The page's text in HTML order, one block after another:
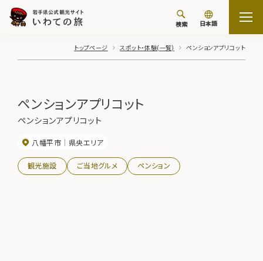
検索 日本語
トップページ スポット・体験(一覧) ペンションアプリコット
ペンションアプリコット
ペンションアプリコット
八幡平市 県央エリア
観光施設 ご当地グルメ ペンション